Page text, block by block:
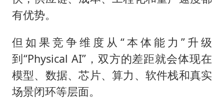
有优势。
但如果竞争维度从“本体能力”升级
到“Physical AI”，双方的差距就会体现在
模型、数据、芯片、算力、软件栈和真实
场景闭环等层面。